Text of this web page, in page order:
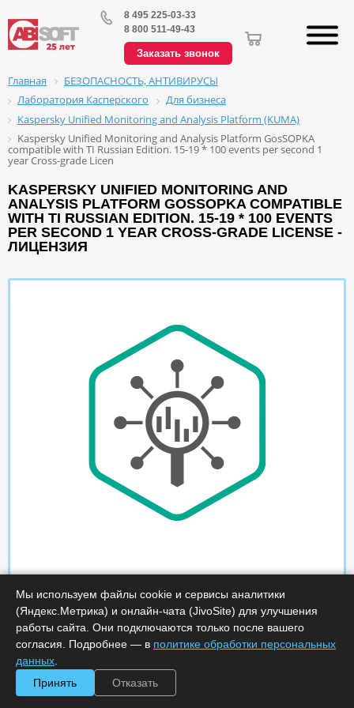
8 495 225-03-33
8 800 511-49-43
Заказать звонок
Главная
БЕЗОПАСНОСТЬ, АНТИВИРУСЫ
Лаборатория Касперского
Для бизнеса
Kaspersky Unified Monitoring and Analysis Platform (KUMA)
Kaspersky Unified Monitoring and Analysis Platform GosSOPKA
compatible with TI Russian Edition. 15-19 * 100 events per second 1
year Cross-grade Licen
KASPERSKY UNIFIED MONITORING AND
ANALYSIS PLATFORM GOSSOPKA COMPATIBLE
WITH TI RUSSIAN EDITION. 15-19 * 100 EVENTS
PER SECOND 1 YEAR CROSS-GRADE LICENSE -
ЛИЦЕНЗИЯ
Мы используем файлы cookie и сервисы аналитики
(Яндекс.Метрика) и онлайн-чата (JivoSite) для улучшения
работы сайта. Они подключаются только после вашего
согласия. Подробнее — в политике обработки персональных
данных
Принять
Отказать